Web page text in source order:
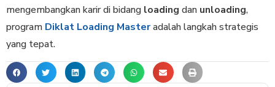
mengembangkan karir di bidang loading dan unloading,
program Diklat Loading Masteradalah langkah strategis
yang tepat.